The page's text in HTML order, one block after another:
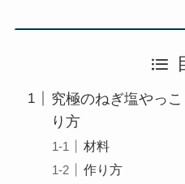
究極のねぎ塩やっ
り方
材料
作り方